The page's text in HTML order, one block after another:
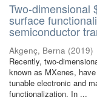
Two-dimensional
surface
semiconductor
Akgenç, Berna (2019)
Recently, two-
known as MXenes,
tunable electronic and
functionalization. In ...